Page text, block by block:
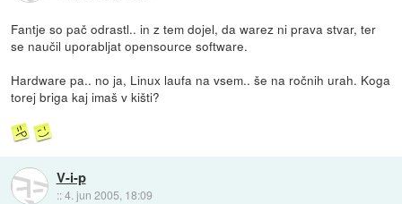
Fantje so pač odrastl.. in z tem dojel, da warez ni prava stvar, ter
se naučil uporabljat opensource software.
Hardware pa.. no ja, Linux laufa na vsem.. še na ročnih urah. Koga
torej briga kaj imaš v kišti?
V-i-p
::4. jun 2005, 18:09